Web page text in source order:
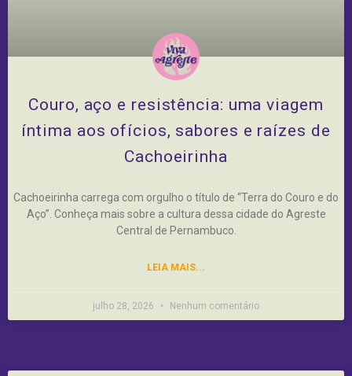
Couro, aço e resistência: uma viagem
íntima aos ofícios, sabores e raízes de
Cachoeirinha
Cachoeirinha carrega com orgulho o título de “Terra do Couro e do
Aço”. Conheça mais sobre a cultura dessa cidade do Agreste
Central de Pernambuco.
LEIA MAIS...
julho 28, 2026 Nenhum comentário